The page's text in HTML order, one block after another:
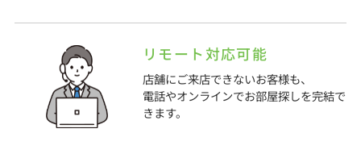
リモート対応可能
店舗にご来店できないお客様も、
電話やオンラインでお部屋探しを完結で
きます。